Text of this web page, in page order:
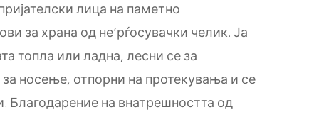
лица на паметно
за храна од не’рѓосувачки челик. Ја
топла или ладна, лесни се за
носење, отпорни на протекувања и се
Благодарение на внатрешността од